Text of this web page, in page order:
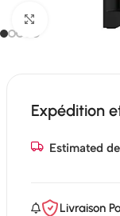
Click to
Expédition
Estimated
Livraison